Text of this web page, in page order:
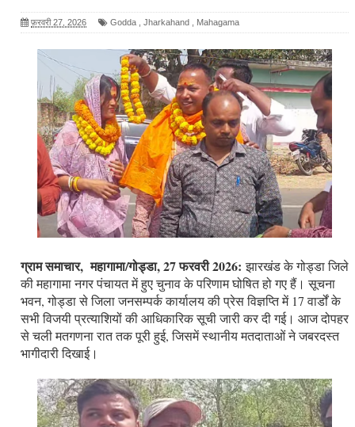
फ़रवरी 27, 2026 Godda Jharkahand Mahagama
ग्राम समाचार, महागामा/गोड्डा, 27 फरवरी 2026: झारखंड के गोड्डा जिले
की महागामा नगर पंचायत में हुए चुनाव के परिणाम घोषित हो गए हैं। सूचना
भवन, गोड्डा से जिला जनसम्पर्क कार्यालय की प्रेस विज्ञप्ति में 17 वार्डों के
सभी विजयी प्रत्याशियों की आधिकारिक सूची जारी कर दी गई। आज दोपहर
से चली मतगणना रात तक पूरी हुई, जिसमें स्थानीय मतदाताओं ने जबरदस्त
भागीदारी दिखाई।